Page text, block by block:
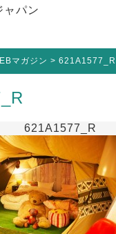
マガジン >621A1577_R